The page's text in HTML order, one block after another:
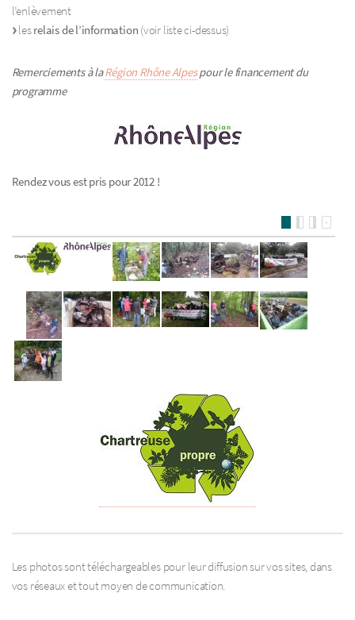
l’enlèvement
lesrelais de l’information (voir liste ci-dessus)
Remerciements à laRégion Rhône Alpespour le financement du
programme
Rendez vous est pris pour 2012 !
>
Les photos sont téléchargeables pour leur diffusion sur vos sites, dans
vos réseaux et tout moyen de communication.